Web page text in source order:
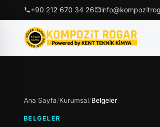
+90 212 670 34 26
Ana Sayfa/Kurumsal/Belgeler
BELGELER